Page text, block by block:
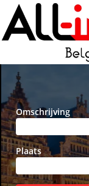
Omschrijving
Plaats